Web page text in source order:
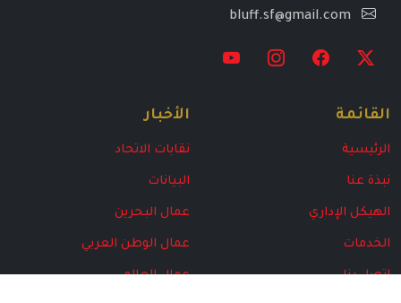
bluff.sf@gmail.com
القائمة
الرئيسية
نبذة عنا
الهيكل الإداري
الخدمات
اتصل بنا
الأخبار
نقابات الاتحاد
البيانات
عمال البحرين
عمال الوطن العربي
عمال العالم